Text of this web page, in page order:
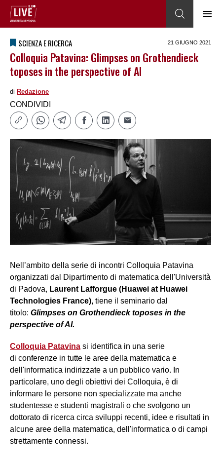
SCIENZA E RICERCA 21 GIUGNO 2021
Colloquia Patavina: Glimpses on Grothendieck
toposes in the perspective of AI
di Redazione
CONDIVIDI
Nell’ambito della serie di incontri Colloquia Patavina
organizzati dal Dipartimento di matematica dell'Università
di Padova, Laurent Lafforgue (Huawei at Huawei
Technologies France), tiene il seminario dal
titolo: Glimpses on Grothendieck toposes in the
perspective of AI.
Colloquia Patavina si identifica in una serie
di conferenze in tutte le aree della matematica e
dell'informatica indirizzate a un pubblico vario. In
particolare, uno degli obiettivi dei Colloquia, è di
informare le persone non specializzate ma anche
studentesse e studenti magistrali o che svolgono un
dottorato di ricerca circa sviluppi recenti, idee e risultati in
alcune aree della matematica, dell'informatica o di campi
strettamente connessi.